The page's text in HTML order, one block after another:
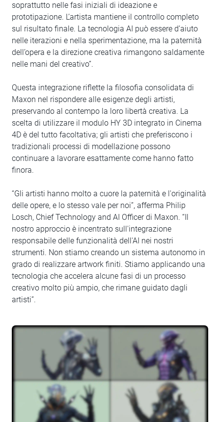
soprattutto nelle fasi iniziali di ideazione e
prototipazione. L’artista mantiene il controllo completo
sul risultato finale. La tecnologia AI può essere d’aiuto
nelle iterazioni e nella sperimentazione, ma la paternità
dell’opera e la direzione creativa rimangono saldamente
nelle mani del creativo”.
Questa integrazione riflette la filosofia consolidata di
Maxon nel rispondere alle esigenze degli artisti,
preservando al contempo la loro libertà creativa. La
scelta di utilizzare il modulo HY 3D integrato in Cinema
4D è del tutto facoltativa; gli artisti che preferiscono i
tradizionali processi di modellazione possono
continuare a lavorare esattamente come hanno fatto
finora.
“Gli artisti hanno molto a cuore la paternità e l'originalità
delle opere, e lo stesso vale per noi”, afferma Philip
Losch, Chief Technology and AI Officer di Maxon. “Il
nostro approccio è incentrato sull'integrazione
responsabile delle funzionalità dell'AI nei nostri
strumenti. Non stiamo creando un sistema autonomo in
grado di realizzare artwork finiti. Stiamo applicando una
tecnologia che accelera alcune fasi di un processo
creativo molto più ampio, che rimane guidato dagli
artisti”.